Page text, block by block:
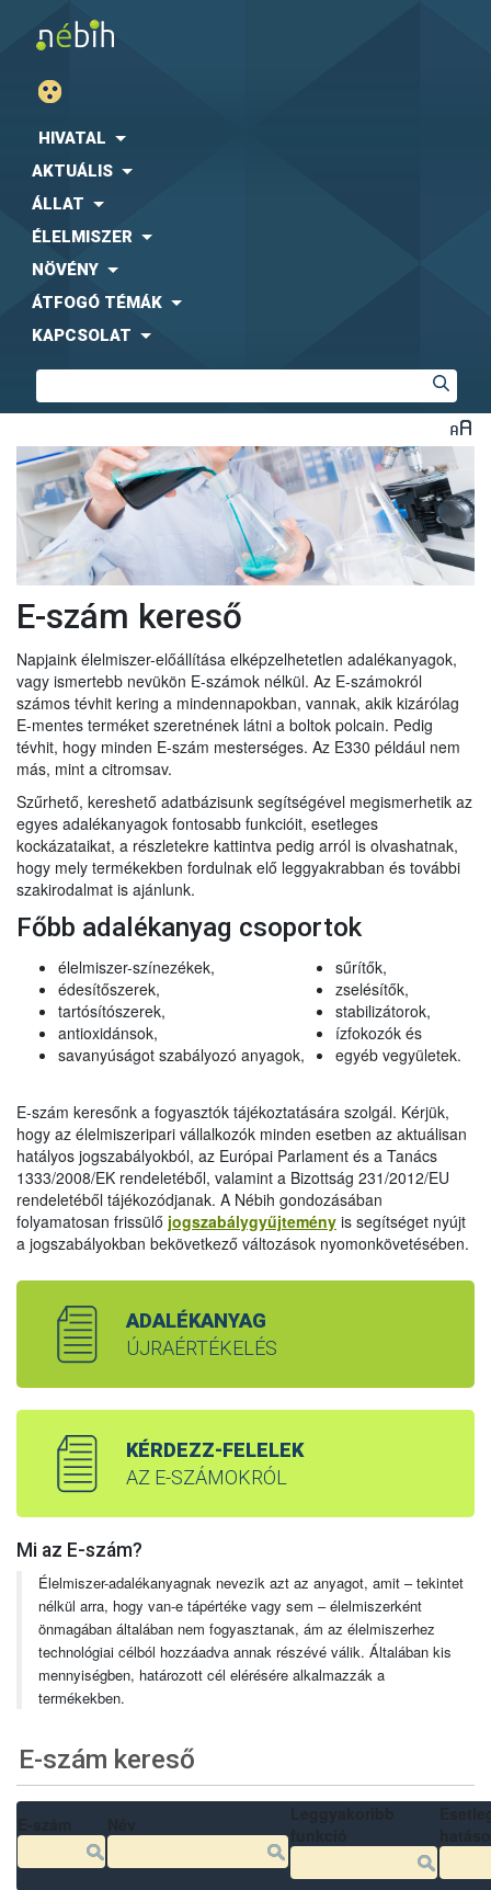
HIVATAL
AKTUÁLIS
ÁLLAT
ÉLELMISZER
NÖVÉNY
ÁTFOGÓ TÉMÁK
KAPCSOLAT
E-szám kereső
Napjaink élelmiszer-előállítása elképzelhetetlen adalékanyagok,
vagy ismertebb nevükön E-számok nélkül. Az E-számokról
számos tévhit kering a mindennapokban, vannak, akik kizárólag
E-mentes terméket szeretnének látni a boltok polcain. Pedig
tévhit, hogy minden E-szám mesterséges. Az E330 például nem
más, mint a citromsav.
Szűrhető, kereshető adatbázisunk segítségével megismerhetik az
egyes adalékanyagok fontosabb funkcióit, esetleges
kockázataikat, a részletekre kattintva pedig arról is olvashatnak,
hogy mely termékekben fordulnak elő leggyakrabban és további
szakirodalmat is ajánlunk.
Főbb adalékanyag csoportok
élelmiszer-színezékek,
édesítőszerek,
tartósítószerek,
antioxidánsok,
savanyúságot szabályozó anyagok,
sűrítők,
zselésítők,
stabilizátorok,
ízfokozók és
egyéb vegyületek.
E-szám keresőnk a fogyasztók tájékoztatására szolgál. Kérjük,
hogy az élelmiszeripari vállalkozók minden esetben az aktuálisan
hatályos jogszabályokból, az Európai Parlament és a Tanács
1333/2008/EK rendeletéből, valamint a Bizottság 231/2012/EU
rendeletéből tájékozódjanak. A Nébih gondozásában
folyamatosan frissülő jogszabálygyűjtemény is segítséget nyújt
a jogszabályokban bekövetkező változások nyomonkövetésében.
ADALÉKANYAG
ÚJRAÉRTÉKELÉS
KÉRDEZZ-FELELEK
AZ E-SZÁMOKRÓL
Mi az E-szám?
Élelmiszer-adalékanyagnak nevezik azt az anyagot, amit – tekintet
nélkül arra, hogy van-e tápértéke vagy sem – élelmiszerként
önmagában általában nem fogyasztanak, ám az élelmiszerhez
technológiai célból hozzáadva annak részévé válik. Általában kis
mennyiségben, határozott cél elérésére alkalmazzák a
termékekben.
E-szám kereső